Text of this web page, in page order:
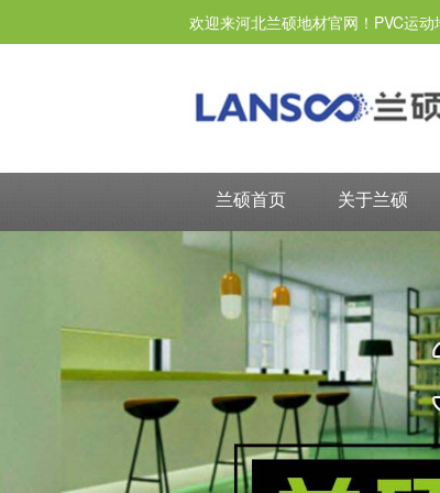
欢迎来河北兰硕地材官网！PVC运
兰硕首页 关于兰硕